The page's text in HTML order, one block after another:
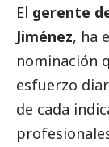
El gerente
Jiménez, ha
nominación
esfuerzo
de cada